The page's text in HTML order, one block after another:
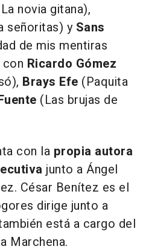
novia gitana),
señoritas) y Sans
de mis mentiras
Ricardo Gómez
Brays Efe (Paquita
(Las brujas de
con la propia autora
junto a Ángel
César Benítez es el
dirige junto a
está a cargo del
Marchena.